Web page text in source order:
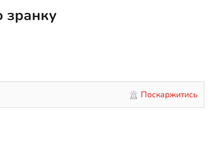
зранку
Поскаржитись